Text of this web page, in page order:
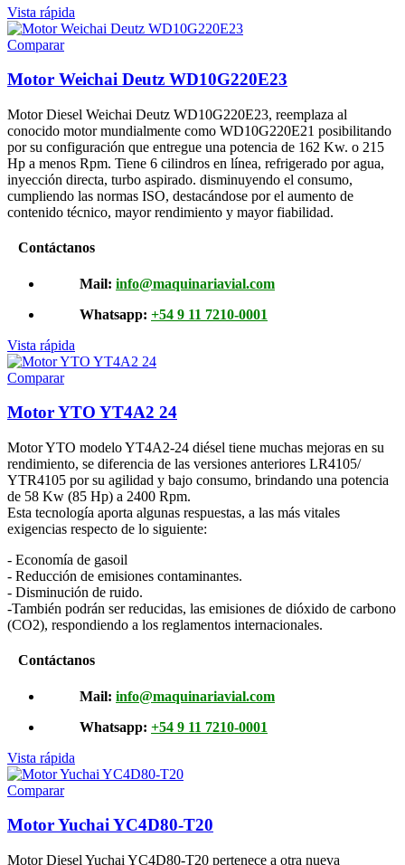
Vista rápida
Comparar
Motor Weichai Deutz WD10G220E23
Motor Diesel Weichai Deutz WD10G220E23, reemplaza al
conocido motor mundialmente como WD10G220E21 posibilitando
por su configuración que entregue una potencia de 162 Kw. o 215
Hp a menos Rpm. Tiene 6 cilindros en línea, refrigerado por agua,
inyección directa, turbo aspirado. disminuyendo el consumo,
cumpliendo las normas ISO, destacándose por el aumento de
contenido técnico, mayor rendimiento y mayor fiabilidad.
Contáctanos
Mail: info@maquinariavial.com
Whatsapp: +54 9 11 7210-0001
Vista rápida
Comparar
Motor YTO YT4A2 24
Motor YTO modelo YT4A2-24 diésel tiene muchas mejoras en su
rendimiento, se diferencia de las versiones anteriores LR4105/
YTR4105 por su agilidad y bajo consumo, brindando una potencia
de 58 Kw (85 Hp) a 2400 Rpm.
Esta tecnología aporta algunas respuestas, a las más vitales
exigencias respecto de lo siguiente:
- Economía de gasoil
- Reducción de emisiones contaminantes.
- Disminución de ruido.
-También podrán ser reducidas, las emisiones de dióxido de carbono
(CO2), respondiendo a los reglamentos internacionales.
Contáctanos
Mail: info@maquinariavial.com
Whatsapp: +54 9 11 7210-0001
Vista rápida
Comparar
Motor Yuchai YC4D80-T20
Motor Diesel Yuchai YC4D80-T20 pertenece a otra nueva